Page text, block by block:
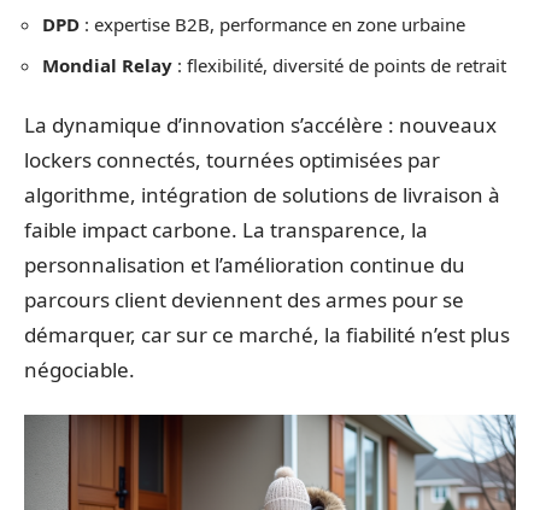
DPD : expertise B2B, performance en zone urbaine
Mondial Relay : flexibilité, diversité de points de retrait
La dynamique d’innovation s’accélère : nouveaux
lockers connectés, tournées optimisées par
algorithme, intégration de solutions de livraison à
faible impact carbone. La transparence, la
personnalisation et l’amélioration continue du
parcours client deviennent des armes pour se
démarquer, car sur ce marché, la fiabilité n’est plus
négociable.